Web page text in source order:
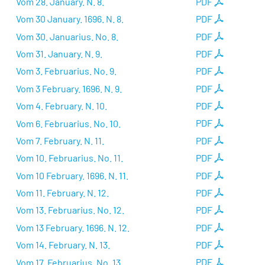
PDF
Vom 30 January. 1696. N. 8.
PDF
Vom 30. Januarius. No. 8.
PDF
Vom 31. January. N. 9.
PDF
Vom 3. Februarius. No. 9.
PDF
Vom 3 February. 1696. N. 9.
PDF
Vom 4. February. N. 10.
PDF
Vom 6. Februarius. No. 10.
PDF
Vom 7. February. N. 11.
PDF
Vom 10. Februarius. No. 11.
PDF
Vom 10 February. 1696. N. 11.
PDF
Vom 11. February. N. 12.
PDF
Vom 13. Februarius. No. 12.
PDF
Vom 13 February. 1696. N. 12.
PDF
Vom 14. February. N. 13.
PDF
Vom 17. Februarius. No. 13.